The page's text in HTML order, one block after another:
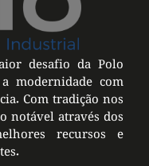
desafio da Polo
com
Com tradição nos
notável através dos
recursos e